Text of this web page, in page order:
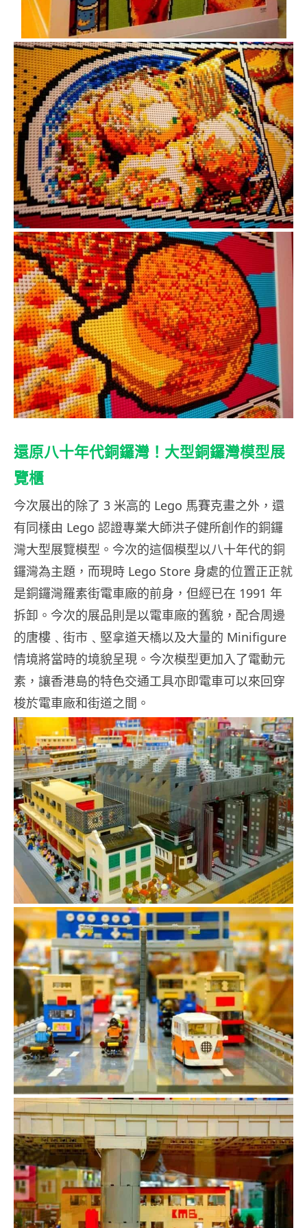
還原八十年代銅鑼灣！大型銅鑼灣模型展
覽櫃
今次展出的除了 3 米高的 Lego 馬賽克畫之外，還
有同樣由 Lego 認證專業大師洪子健所創作的銅鑼
灣大型展覽模型。今次的這個模型以八十年代的銅
鑼灣為主題，而現時 Lego Store 身處的位置正正就
是銅鑼灣羅素街電車廠的前身，但經已在 1991 年
拆卸。今次的展品則是以電車廠的舊貌，配合周邊
的唐樓﹑街市﹑堅拿道天橋以及大量的 Minifigure
情境將當時的境貌呈現。今次模型更加入了電動元
素，讓香港島的特色交通工具亦即電車可以來回穿
梭於電車廠和街道之間。